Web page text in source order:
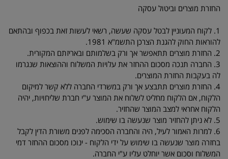
החזרת מוצרים וביטול עסקה
1. לקוח המעוניין לבטל עסקה שעשה, רשאי לעשות זאת בכפוף ובהתאם
להוראות החוק להגנת הצרכן התשמ"א 1981.
2. החזרת מוצרים תתאפשר אך ורק בשלמותם ובאריזתם המקורית.
3. החברה תנכה מסכום ההחזר את עלויות המשלוח וההוצאות שנגרמו
לה בעקבות החזרת המוצרים.
4. החזרת מוצרים תתבצע אך ורק במשרדי החברה ללא קשר למיקום
הלקוח, אם הלקוח מחליט לשלוח את המוצר ע"י חברת שליחויות, יהיה
הלקוח אחראי למצב המוצר שהחזיר.
5. לא ניתן להחזיר מוצר שנעשה בו שימוש.
6. למרות האמור לעיל, היה והחברה הסכימה לפנים משורת הדין לקבל
בחזרה מוצר שנעשה בו שימוש על ידי הלקוח - ינוכו מסכום ההחזר דמי
המשלוח וסכום אשר יוחלט עליו ע"י החברה.